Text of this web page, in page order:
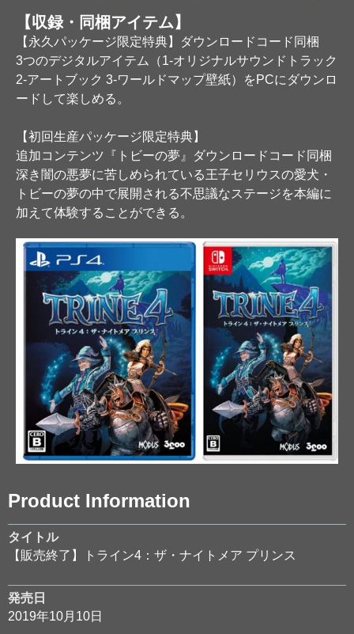
Product Information
タイトル
【販売終了】トライン4：ザ・ナイトメア プリンス
発売日
2019年10月10日
【収録・同梱アイテム】
【永久パッケージ限定特典】ダウンロードコード同梱
3つのデジタルアイテム（1-オリジナルサウンドトラック
2-アートブック 3-ワールドマップ壁紙）をPCにダウンロ
ードして楽しめる。
【初回生産パッケージ限定特典】
追加コンテンツ『トビーの夢』ダウンロードコード同梱
深き闇の悪夢に苦しめられている王子セリウスの愛犬・
トビーの夢の中で展開される不思議なステージを本編に
加えて体験することができる。